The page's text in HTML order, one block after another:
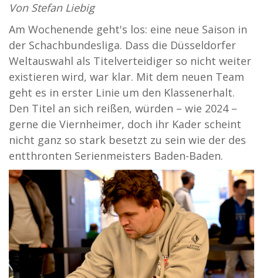
Von Stefan Liebig
Am Wochenende geht's los: eine neue Saison in
der Schachbundesliga. Dass die Düsseldorfer
Weltauswahl als Titelverteidiger so nicht weiter
existieren wird, war klar. Mit dem neuen Team
geht es in erster Linie um den Klassenerhalt.
Den Titel an sich reißen, würden – wie 2024 –
gerne die Viernheimer, doch ihr Kader scheint
nicht ganz so stark besetzt zu sein wie der des
entthronten Serienmeisters Baden-Baden.